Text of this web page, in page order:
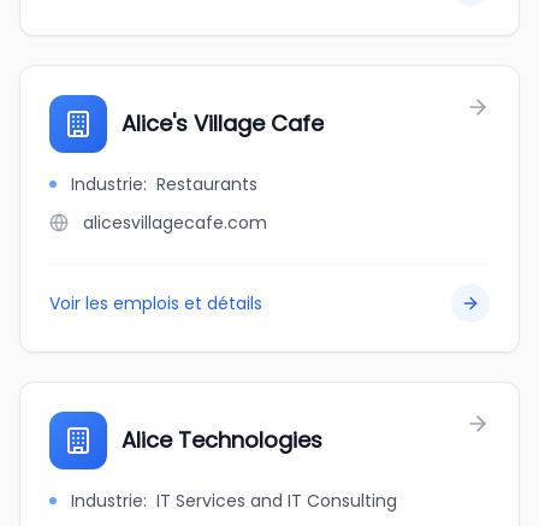
Alice's Village Cafe
Industrie: Restaurants
alicesvillagecafe.com
Voir les emplois et détails
Alice Technologies
Industrie: IT Services and IT Consulting